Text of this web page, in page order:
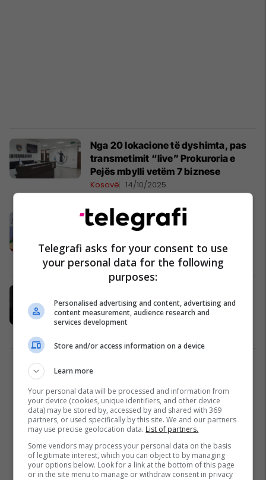
Nga 20 lokacione të dyshimta, pas
transmetimit “live” Prokuroria e
Pejës mbylli vetëm 7 biznese
Kosovë 14/10/2025
Edukatorja e një çerdheje në Pejë
ndalohet për 48 orë për keqtrajtimin
e një fëmije
Drejtësi 01/10/2025
shkollë, ndalohet për 48 orë
mësuesi nga Istogu
Telegrafi asks for your consent to use
your personal data for the following
purposes:
Personalised advertising and content, advertising and
content measurement, audience research and
services development
Store and/or access information on a device
Learn more
Your personal data will be processed and information from
your device (cookies, unique identifiers, and other device
data) may be stored by, accessed by and shared with 369
partners, or used specifically by this site. We and our partners
may use precise geolocation data. List of partners.
Some vendors may process your personal data on the basis
of legitimate interest, which you can object to by managing
your options below. Look for a link at the bottom of this page
or in the site menu to manage or withdraw consent in privacy